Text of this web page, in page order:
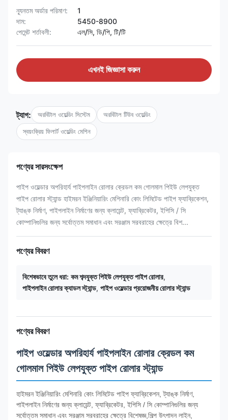
ন্যূনতম অর্ডার পরিমাণ:
1
দাম:
5450-8900
পেমেন্ট শর্তাবলী:
এল/সি, ডি/পি, টি/টি
এখনই জিজ্ঞাসা করুন
ট্যাগ: অরবিটাল ওয়েল্ডিং সিস্টেম অরবিটাল টিউব ওয়েল্ডিং
স্বয়ংক্রিয় ফিলার্ট ওয়েল্ডিং মেশিন
পণ্যের সারসংক্ষেপ
পাইপ ওয়েল্ডার অপরিহার্য পাইপলাইন রোলার ক্রেডল কম গোলমাল পিইউ লেপযুক্ত
পাইপ রোলার স্ট্যান্ড হাইমরন ইঞ্জিনিয়ারিং মেশিনারি কোং লিমিটেড পাইপ ফ্যাব্রিকেশন,
ট্যাঙ্ক নির্মাণ, পাইপলাইন নির্মাণের জন্য ক্লায়েন্ট, ফ্যাব্রিকেটর, ইপিসি / সি
কোম্পানিগুলির জন্য সর্বোত্তম সমাধান এবং সরঞ্জাম সরবরাহের ক্ষেত্রে বিশ...
পণ্যের বিবরণ
বিশেষভাবে তুলে ধরা: কম শব্দযুক্ত পিইউ লেপযুক্ত পাইপ রোলার,
পাইপলাইন রোলার ক্যাডল স্ট্যান্ড, পাইপ ওয়েল্ডার প্রয়োজনীয় রোলার স্ট্যান্ড
পণ্যের বিবরণ
পাইপ ওয়েল্ডার অপরিহার্য পাইপলাইন রোলার ক্রেডল কম
গোলমাল পিইউ লেপযুক্ত পাইপ রোলার স্ট্যান্ড
হাইমরন ইঞ্জিনিয়ারিং মেশিনারি কোং লিমিটেড পাইপ ফ্যাব্রিকেশন, ট্যাঙ্ক নির্মাণ,
পাইপলাইন নির্মাণের জন্য ক্লায়েন্ট, ফ্যাব্রিকেটর, ইপিসি / সি কোম্পানিগুলির জন্য
সর্বোত্তম সমাধান এবং সরঞ্জাম সরবরাহের ক্ষেত্রে বিশেষজ্ঞ,শিল্প উৎপাদন লাইন,